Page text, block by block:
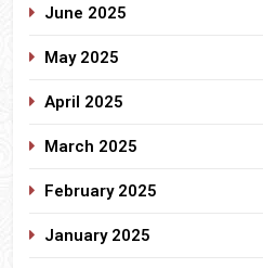
June 2025
May 2025
April 2025
March 2025
February 2025
January 2025